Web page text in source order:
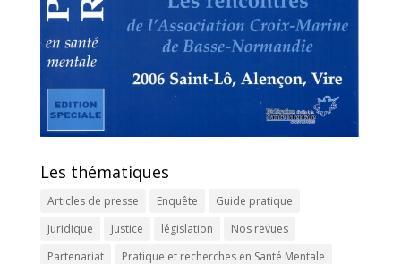
Les thématiques
Articles de presse Enquête
Guide pratique
Juridique
Justice législation
Nos revues
Partenariat
Pratique et recherches en Santé Mentale